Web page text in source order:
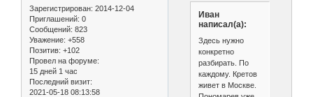
Зарегистрирован: 2014-12-04
Приглашений: 0
Сообщений: 823
Уважение: +558
Позитив: +102
Провел на форуме:
15 дней 1 час
Последний визит:
2021-05-18 08:13:58
Иван
написал(а):
Здесь нужно
конкретно
разбирать. По
каждому. Кретов
живет в Москве.